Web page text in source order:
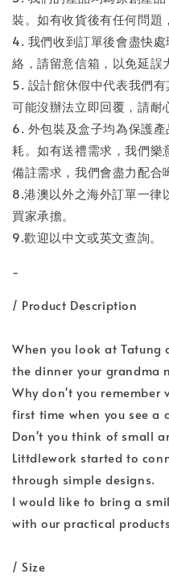
裝。如有收貨後有任何問題
4. 我們收到訂單後會盡快
絡，請留意信箱，以免延誤
5. 設計館休假中代表我們
可能沒辦法立即回覆，請耐
6. 外包裝及盒子均為保護
耗。如有送禮需求，我們樂
備註需求，我們會盡力配
8.港澳以外之海外訂單一律
買家承擔。
9.歡迎以中文或英文查詢。
-
/ Product Description
When you look at Tatung
the dinner your grandma
Why don't you remember
first time when you see a
Don't you think of small
Littdlework started to
through simple designs.
I would like to bring a
with our practical
/ Size